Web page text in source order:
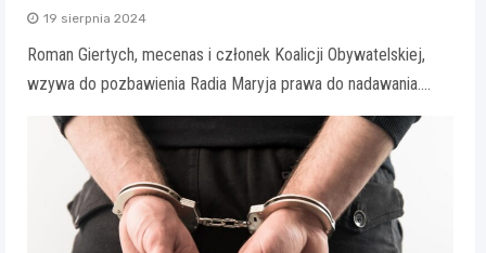
19 sierpnia 2024
Roman Giertych, mecenas i członek Koalicji Obywatelskiej,
wzywa do pozbawienia Radia Maryja prawa do nadawania.…